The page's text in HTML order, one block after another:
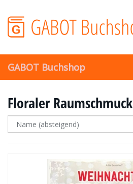
main
content
GABOT Buchshop
Floraler Raumschmuck